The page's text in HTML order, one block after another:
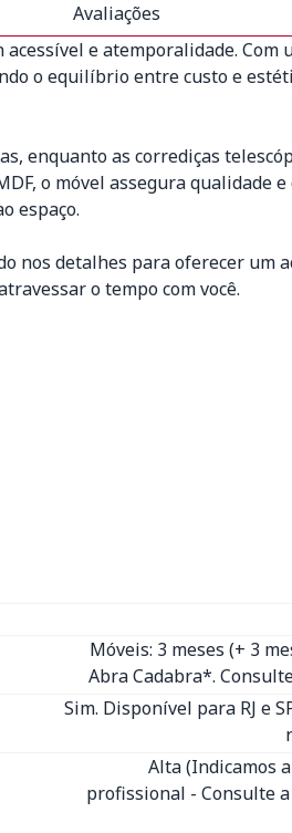
Avaliações
e atemporalidade. Com
o equilíbrio entre custo e
enquanto as corrediças
o móvel assegura qualidade
espaço.
nos detalhes para oferecer um
o tempo com você.
Móveis: 3 meses (+ 3
Abra Cadabra*.
Sim. Disponível para RJ e
Alta (Indicamos
profissional - Consulte